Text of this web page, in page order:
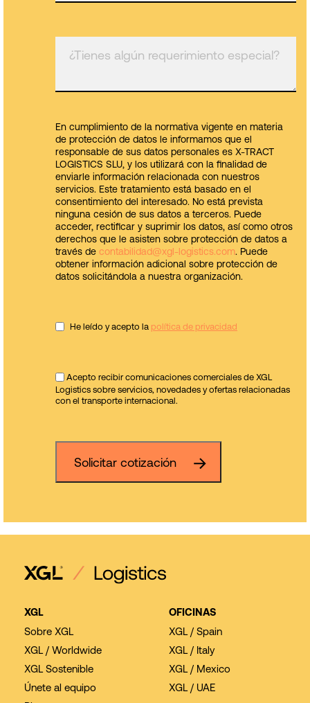
En cumplimiento de la normativa vigente en materia
de protección de datos le informamos que el
responsable de sus datos personales es X-TRACT
LOGISTICS SLU, y los utilizará con la finalidad de
enviarle información relacionada con nuestros
servicios. Este tratamiento está basado en el
consentimiento del interesado. No está prevista
ninguna cesión de sus datos a terceros. Puede
acceder, rectificar y suprimir los datos, así como otros
derechos que le asisten sobre protección de datos a
través de contabilidad@xgl-logistics.com. Puede
obtener información adicional sobre protección de
datos solicitándola a nuestra organización.
He leído y acepto la política de privacidad
Acepto recibir comunicaciones comerciales de XGL
Logistics sobre servicios, novedades y ofertas relacionadas
con el transporte internacional.
Solicitar cotización
XGL
Sobre XGL
XGL / Worldwide
XGL Sostenible
Únete al equipo
OFICINAS
XGL / Spain
XGL / Italy
XGL / Mexico
XGL / UAE